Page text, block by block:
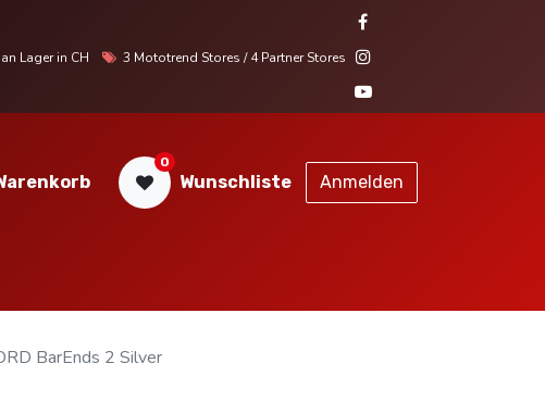
Lager in CH 3 Mototrend Stores / 4 Partner Stores
0
Wunschliste Anmelden
BarEnds 2 Silver